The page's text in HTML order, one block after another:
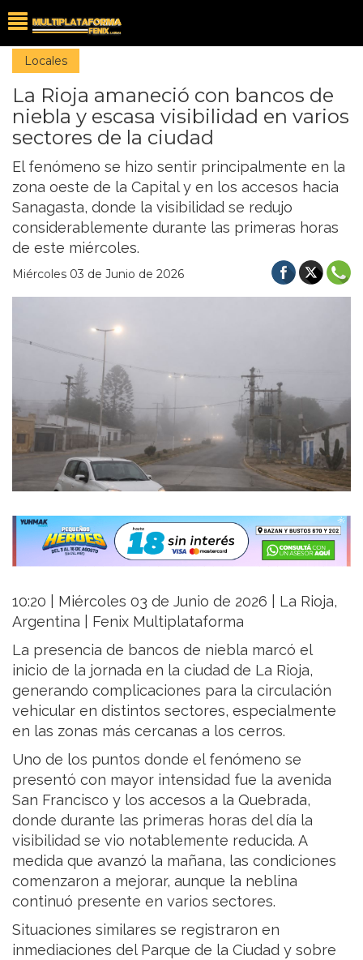
Locales
La Rioja amaneció con bancos de
niebla y escasa visibilidad en varios
sectores de la ciudad
El fenómeno se hizo sentir principalmente en la
zona oeste de la Capital y en los accesos hacia
Sanagasta, donde la visibilidad se redujo
considerablemente durante las primeras horas
de este miércoles.
Miércoles 03 de Junio de 2026
10:20 | Miércoles 03 de Junio de 2026 | La Rioja,
Argentina | Fenix Multiplataforma
La presencia de bancos de niebla marcó el
inicio de la jornada en la ciudad de La Rioja,
generando complicaciones para la circulación
vehicular en distintos sectores, especialmente
en las zonas más cercanas a los cerros.
Uno de los puntos donde el fenómeno se
presentó con mayor intensidad fue la avenida
San Francisco y los accesos a la Quebrada,
donde durante las primeras horas del día la
visibilidad se vio notablemente reducida. A
medida que avanzó la mañana, las condiciones
comenzaron a mejorar, aunque la neblina
continuó presente en varios sectores.
Situaciones similares se registraron en
inmediaciones del Parque de la Ciudad y sobre